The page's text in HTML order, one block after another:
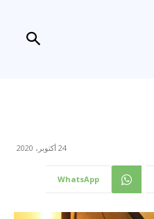
24 أكتوبر، 2020
WhatsApp